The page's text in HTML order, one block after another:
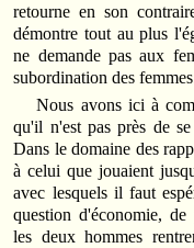
retourne en son
démontre tout au plus
ne demande pas aux
subordination des
Nous avons ici à
qu'il n'est pas près de
Dans le domaine des
à celui que jouaient
avec lesquels il faut
question d'économie,
les deux hommes